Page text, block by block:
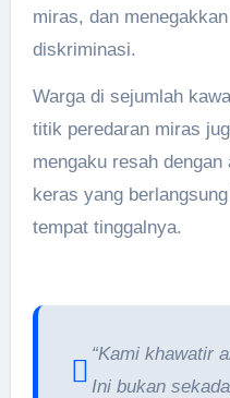
miras, dan
diskriminasi.
Warga di sejumlah
titik peredaran miras
mengaku resah
keras yang
tempat tinggalnya.
“Kami khawatir
Ini bukan